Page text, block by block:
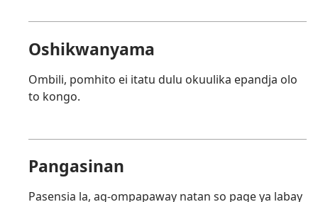
Oshikwanyama
Ombili, pomhito ei itatu dulu okuulika epandja olo
to kongo.
Pangasinan
Pasensia la, ag-ompapaway natan so page ya labay